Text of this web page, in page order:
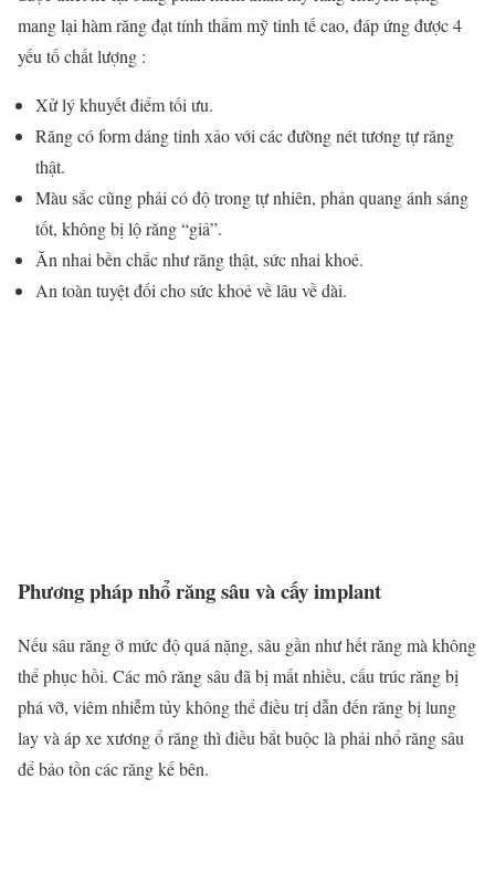
mang lại hàm răng đạt tính thẩm mỹ tinh tế cao, đáp ứng được 4
yếu tố chất lượng :
Xử lý khuyết điểm tối ưu.
Răng có form dáng tinh xảo với các đường nét tương tự răng
thật.
Màu sắc cũng phải có độ trong tự nhiên, phản quang ánh sáng
tốt, không bị lộ răng “giả”.
Ăn nhai bền chắc như răng thật, sức nhai khoẻ.
An toàn tuyệt đối cho sức khoẻ về lâu về dài.
Phương pháp nhổ răng sâu và cấy implant
Nếu sâu răng ở mức độ quá nặng, sâu gần như hết răng mà không
thể phục hồi. Các mô răng sâu đã bị mất nhiều, cấu trúc răng bị
phá vỡ, viêm nhiễm tủy không thể điều trị dẫn đến răng bị lung
lay và áp xe xương ổ răng thì điều bắt buộc là phải nhổ răng sâu
để bảo tồn các răng kế bên.